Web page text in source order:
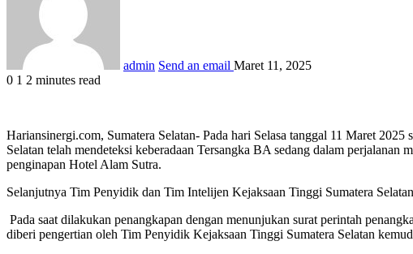
admin Send an email Maret 11, 2025
0 1 2 minutes read
Hariansinergi.com, Sumatera Selatan- Pada hari Selasa tanggal 11 Maret
Selatan telah mendeteksi keberadaan Tersangka BA sedang dalam
penginapan Hotel Alam Sutra.
Selanjutnya Tim Penyidik dan Tim Intelijen Kejaksaan Tinggi Sumatera
Pada saat dilakukan penangkapan dengan menunjukan surat perintah
diberi pengertian oleh Tim Penyidik Kejaksaan Tinggi Sumatera Selatan